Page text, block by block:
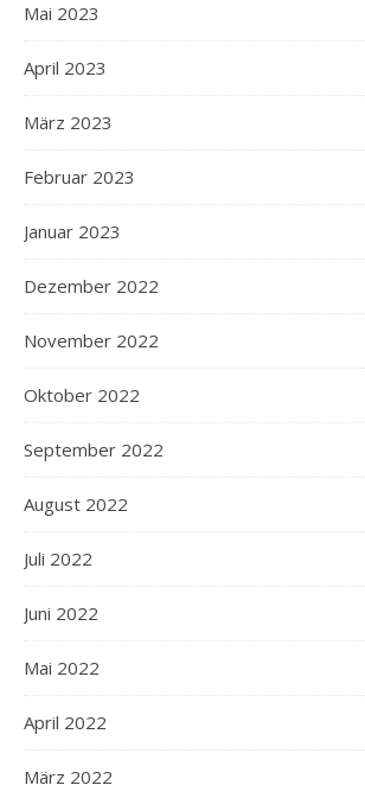
Mai 2023
April 2023
März 2023
Februar 2023
Januar 2023
Dezember 2022
November 2022
Oktober 2022
September 2022
August 2022
Juli 2022
Juni 2022
Mai 2022
April 2022
März 2022